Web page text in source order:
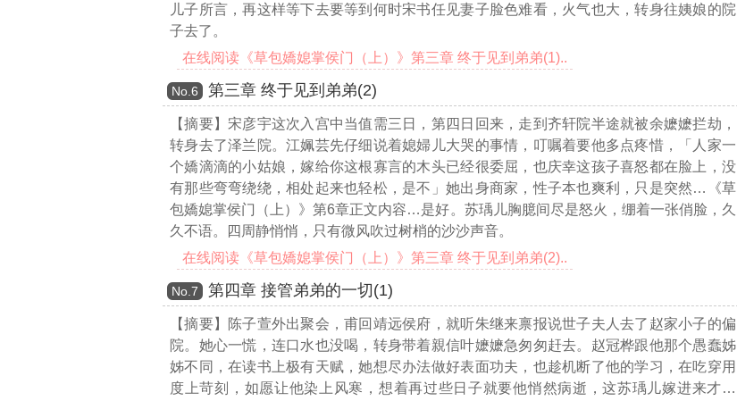
儿子所言，再这样等下去要等到何时宋书任见妻子脸色难看，火气也大，转身往姨娘的院
子去了。
在线阅读《草包嬌媳掌侯门（上）》第三章 终于见到弟弟(1)..
Νο.6 第三章 终于见到弟弟(2)
【摘要】宋彦宇这次入宫中当值需三日，第四日回来，走到齐轩院半途就被余嬷嬷拦劫，
转身去了泽兰院。江姵芸先仔细说着媳婦儿大哭的事情，叮嘱着要他多点疼惜，「人家一
个嬌滴滴的小姑娘，嫁给你这根寡言的木头已经很委屈，也庆幸这孩子喜怒都在脸上，没
有那些弯弯绕绕，相处起来也轻松，是不」她出身商家，性子本也爽利，只是突然…《草
包嬌媳掌侯门（上）》第6章正文内容…是好。苏瑀儿胸臆间尽是怒火，绷着一张俏脸，久
久不语。四周静悄悄，只有微风吹过树梢的沙沙声音。
在线阅读《草包嬌媳掌侯门（上）》第三章 终于见到弟弟(2)..
Νο.7 第四章 接管弟弟的一切(1)
【摘要】陈子萱外出聚会，甫回靖远侯府，就听朱继来禀报说世子夫人去了赵家小子的偏
院。她心一慌，连口水也没喝，转身带着親信叶嬷嬷急匆匆赶去。赵冠桦跟他那个愚蠢姊
姊不同，在读书上极有天赋，她想尽办法做好表面功夫，也趁机断了他的学习，在吃穿用
度上苛刻，如愿让他染上风寒，想着再过些日子就要他悄然病逝，这苏瑀儿嫁进来才…